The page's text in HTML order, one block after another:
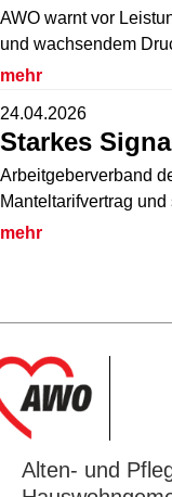
AWO warnt vor
und wachsendem
mehr
24.04.2026
Starkes
Arbeitgeberverband
Manteltarifvertrag
mehr
Alten‑ und